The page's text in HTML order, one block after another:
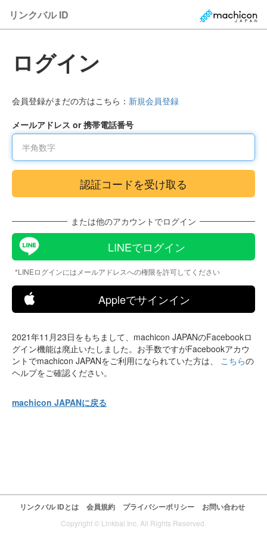
リンクバル ID
ログイン
会員登録がまだの方はこちら： 新規会員登録
メールアドレス or 携帯電話番号
または他のアカウントでログイン
LINEでログイン
*LINEログインにはメールアドレスへの権限を許可してください
Appleでサインイン
2021年11月23日をもちまして、machicon JAPANのFacebookロ
グイン機能は廃止いたしました。お手数ですがFacebookアカウ
ントでmachicon JAPANをご利用になられていた方は、 こちらの
ヘルプをご確認ください。
machicon JAPANに戻る
リンクバル IDとは 会員規約 プライバシーポリシー お問い合わせ
Copyright © Linkbal Inc. All Rights Reserved.